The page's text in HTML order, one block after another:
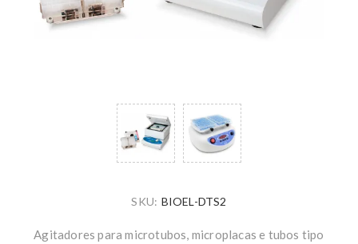
SKU: BIOEL-DTS2
Agitadores para microtubos, microplacas e tubos tipo